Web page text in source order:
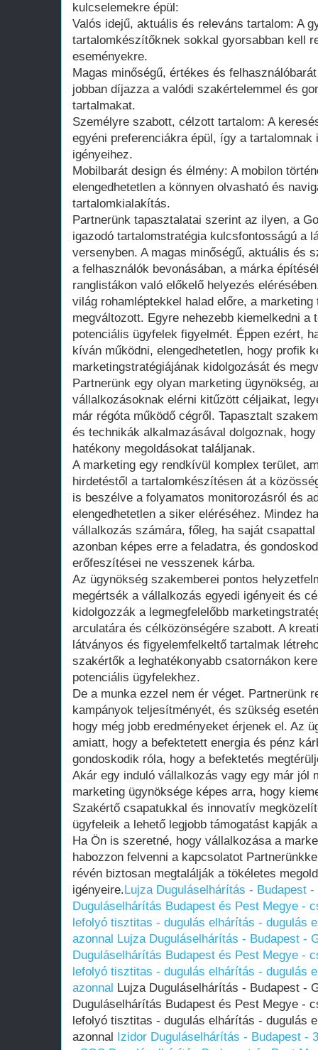
kulcselemekre épül:
Valós idejű, aktuális és releváns tartalom: A
tartalomkészítőknek sokkal gyorsabban kell
eseményekre.
Magas minőségű, értékes és
jobban díjazza a valódi szakértelemmel és
tartalmakat.
Személyre szabott, célzott tartalom: A
egyéni preferenciákra épül, így a
igényeihez.
Mobilbarát design és élmény: A mobilon
elengedhetetlen a könnyen olvasható és
tartalomkialakítás.
Partnerünk tapasztalatai szerint az ilyen, a
igazodó tartalomstratégia kulcsfontosságú a
versenyben. A magas minőségű, aktuális és
a felhasználók bevonásában, a márka
ranglistákon való előkelő helyezés
világ rohamléptekkel halad előre, a
megváltozott. Egyre nehezebb kiemelkedni a
potenciális ügyfelek figyelmét. Éppen ezért,
kíván működni, elengedhetetlen, hogy profik
marketingstratégiájának kidolgozását és
Partnerünk egy olyan marketing ügynökség,
vállalkozásoknak elérni kitűzött céljaikat,
már régóta működő cégről. Tapasztalt
és technikák alkalmazásával dolgoznak,
hatékony megoldásokat találjanak.
A marketing egy rendkívül komplex terület,
hirdetéstől a tartalomkészítésen át a
is beszélve a folyamatos monitorozásról és
elengedhetetlen a siker eléréséhez. Mindez
vállalkozás számára, főleg, ha saját
azonban képes erre a feladatra, és
erőfeszítései ne vesszenek kárba.
Az ügynökség szakemberei pontos
megértsék a vállalkozás egyedi igényeit és
kidolgozzák a legmegfelelőbb
arculatára és célközönségére szabott. A
látványos és figyelemfelkeltő tartalmak
szakértők a leghatékonyabb csatornákon
potenciális ügyfelekhez.
De a munka ezzel nem ér véget. Partnerünk
kampányok teljesítményét, és szükség
hogy még jobb eredményeket érjenek el. Az
amiatt, hogy a befektetett energia és pénz
gondoskodik róla, hogy a befektetés
Akár egy induló vállalkozás vagy egy már jól
marketing ügynöksége képes arra, hogy
Szakértő csapatukkal és innovatív
ügyfeleik a lehető legjobb támogatást kapják
Ha Ön is szeretné, hogy vállalkozása a
habozzon felvenni a kapcsolatot
révén biztosan megtalálják a tökéletes
igényeire.Lujza Duguláselhárítás - Budapest
Duguláselhárítás Budapest és Pest Megye -
lefolyó tisztitas - dugulás elhárítás - dugulás
azonnal Lujza Duguláselhárítás - Budapest -
Duguláselhárítás Budapest és Pest Megye -
lefolyó tisztitas - dugulás elhárítás - dugulás
azonnal Lujza Duguláselhárítás - Budapest -
Duguláselhárítás Budapest és Pest Megye -
lefolyó tisztitas - dugulás elhárítás - dugulás
azonnal Izidor Duguláselhárítás - Budapest -